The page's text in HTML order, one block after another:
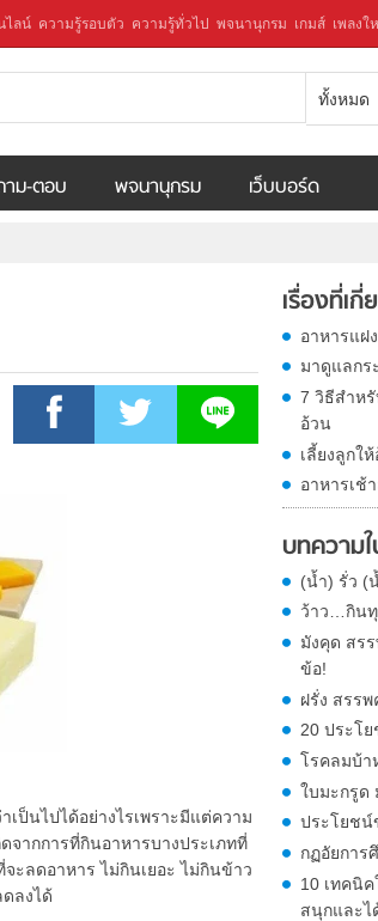
ไลน์ ความรู้รอบตัว ความรู้ทั่วไป พจนานุกรม เกมส์ เพลงใ
ทั้งหมด
าม-ตอบ พจนานุกรม เว็บบอร์ด
เป็นไปได้อย่างไรเพราะมีแต่ความ
จากการที่กินอาหารบางประเภทที่
ะลดอาหาร ไม่กินเยอะ ไม่กินข้าว
ลงได้
เรื่องที่เ
อาหารแฝ
มาดูแลกร
7 วิธีสำห
อ้วน
เลี้ยงลูกใ
อาหารเช้
บทความ
(น้ำ) รั่ว (
ว้าว…กินทุ
มังคุด สร
ข้อ!
ฝรั่ง สรร
20 ประโ
โรคลมบ้า
ใบมะกรูด
ประโยชน์
กฏอัยการ
10 เทคนิ
สนุกและไ